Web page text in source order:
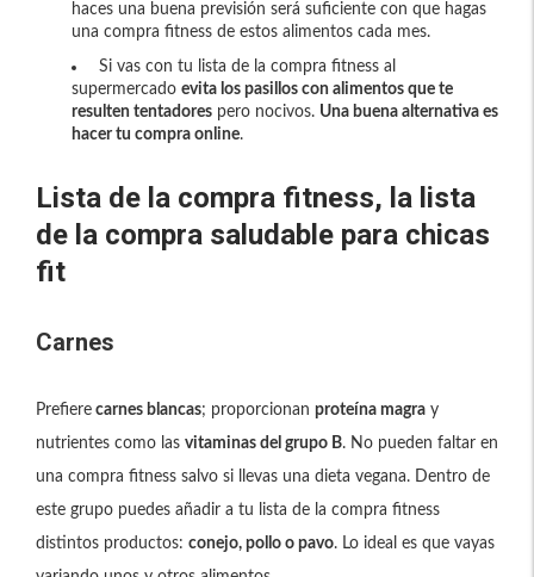
haces una buena previsión será suficiente con que hagas
una compra fitness de estos alimentos cada mes.
Si vas con tu lista de la compra fitness al
supermercado evita los pasillos con alimentos que te
resulten tentadores pero nocivos. Una buena alternativa es
hacer tu compra online.
Lista de la compra fitness, la lista
de la compra saludable para chicas
fit
Carnes
Prefiere carnes blancas; proporcionan proteína magra y
nutrientes como las vitaminas del grupo B. No pueden faltar en
una compra fitness salvo si llevas una dieta vegana. Dentro de
este grupo puedes añadir a tu lista de la compra fitness
distintos productos: conejo, pollo o pavo. Lo ideal es que vayas